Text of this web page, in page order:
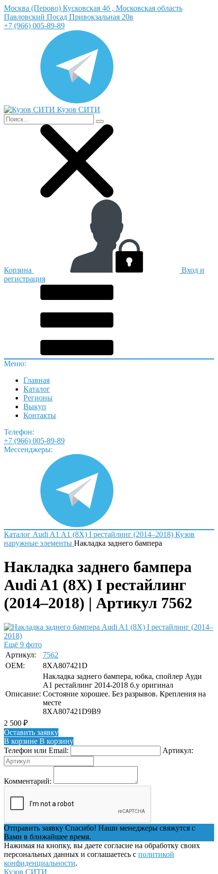
Москва (Перово) Кусковская 4б , Московская область
Павловский Посад Привокзальная 20в
+7 (966) 005-89-89
Кузов СИТИ
Корзина
Вход и
регистрация
Меню:
Главная
Каталог
Регионы
Выкуп
Контакты
Телефон:
+7 (966) 005-89-89
Мессенджеры:
Каталог Audi A1 A1 (8X) I рестайлинг (2014–2018) Кузов
наружные элементы Накладка заднего бампера
Накладка заднего бампера
Audi A1 (8X) I рестайлинг
(2014–2018) | Артикул 7562
Ещё 9 фото
Артикул:
7562
OEM:
8XA807421D
Описание:
Накладка заднего бампера, юбка, спойлер Ауди
А1 рестайлинг 2014-2018 б.у оригинал
Состояние хорошее. Без разрывов. Крепления на
месте
8XA807421D9B9
2 500 ₽
Оставить заявку
В корзине В корзину
Телефон или Email:
Артикул:
Комментарий:
Отправить заявку Спасибо! Наши менеджеры свяжутся с
Вами в ближайшее время.
Нажимая на кнопку, вы даете согласие на обработку своих
персональных данных и соглашаетесь с политикой
конфиденциальности.
Кузов СИТИ